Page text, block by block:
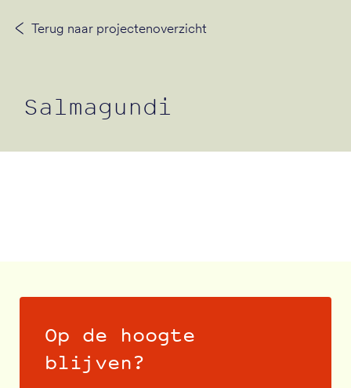
Neem contact op
Terug naar projectenoverzicht
Salmagundi
Op de hoogte
blijven?